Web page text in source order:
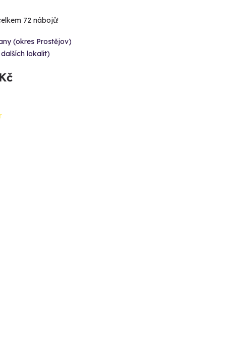
72 nábojů!
(okres Prostějov)
lokalit)